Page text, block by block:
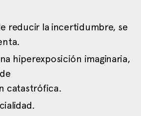
reducir la incertidumbre, se
hiperexposición imaginaria,
catastrófica.